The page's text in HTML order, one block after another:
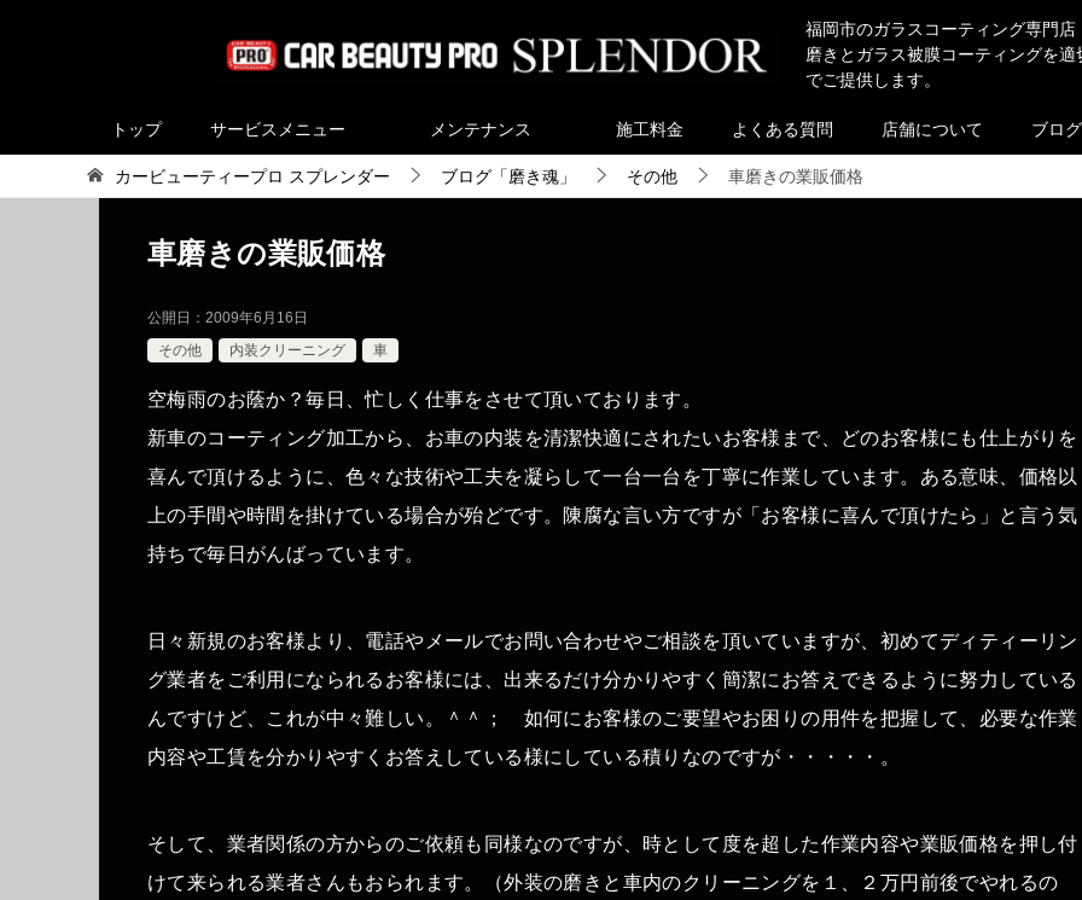
福岡市のガラスコーティング専門店
磨きとガラス被膜コーティングを適
でご提供します。
トップ サービスメニュー メンテナンス 施工料金 よくある質問 店舗について ブロ
カービューティープロ スプレンダー ブログ「磨き魂」 その他 車磨きの業販価格
車磨きの業販価格
公開日： 2009年6月16日
その他
内装クリーニング 車
空梅雨のお蔭か？毎日、忙しく仕事をさせて頂いております。
新車のコーティング加工から、お車の内装を清潔快適にされたいお客様まで、どのお客様にも仕上がりを
喜んで頂けるように、色々な技術や工夫を凝らして一台一台を丁寧に作業しています。ある意味、価格以
上の手間や時間を掛けている場合が殆どです。陳腐な言い方ですが「お客様に喜んで頂けたら」と言う気
持ちで毎日がんばっています。
日々新規のお客様より、電話やメールでお問い合わせやご相談を頂いていますが、初めてディティーリン
グ業者をご利用になられるお客様には、出来るだけ分かりやすく簡潔にお答えできるように努力している
んですけど、これが中々難しい。＾＾； 如何にお客様のご要望やお困りの用件を把握して、必要な作業
内容や工賃を分かりやすくお答えしている様にしている積りなのですが・・・・・。
そして、業者関係の方からのご依頼も同様なのですが、時として度を超した作業内容や業販価格を押し付
けて来られる業者さんもおられます。（外装の磨きと車内のクリーニングを１、２万円前後でやれるの